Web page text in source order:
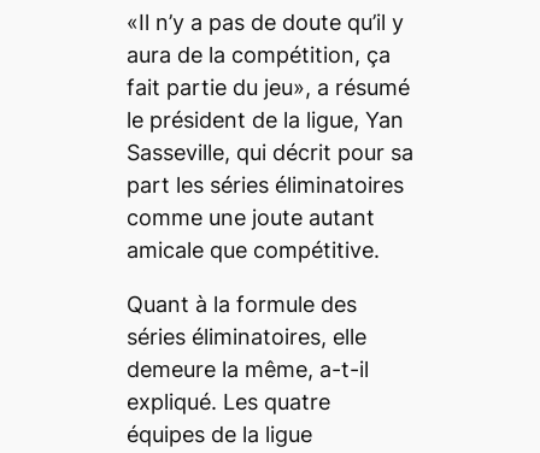
«Il n’y a pas de doute qu’il y
aura de la compétition, ça
fait partie du jeu», a résumé
le président de la ligue, Yan
Sasseville, qui décrit pour sa
part les séries éliminatoires
comme une joute autant
amicale que compétitive.
Quant à la formule des
séries éliminatoires, elle
demeure la même, a-t-il
expliqué. Les quatre
équipes de la ligue